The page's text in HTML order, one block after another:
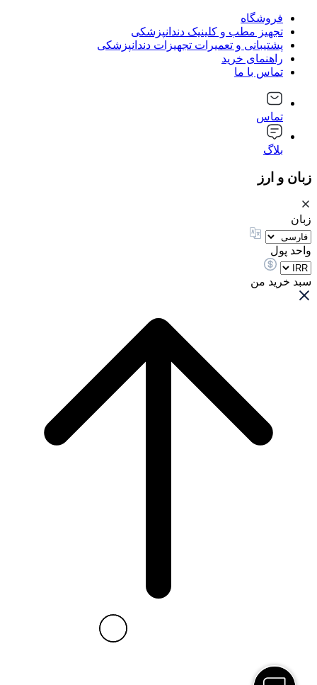
فروشگاه
تجهیز مطب و کلینیک دندانپزشکی
پشتیبانی و تعمیرات تجهیزات دندانپزشکی
راهنمای خرید
تماس با ما
تماس
بلاگ
زبان و ارز
زبان
واحد پول
سبد خرید من